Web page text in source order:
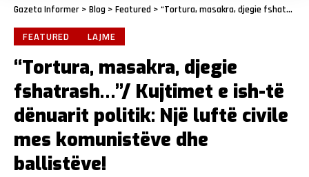
Gazeta Informer > Blog > Featured > “Tortura, masakra, djegie fshatrash…”/ Kujtimet e ish-të dënuarit politik: Një luftë civile mes komunistëve dhe ballistëve!
FEATURED LAJME
“Tortura, masakra, djegie
fshatrash…”/ Kujtimet e ish-të
dënuarit politik: Një luftë civile
mes komunistëve dhe
ballistëve!